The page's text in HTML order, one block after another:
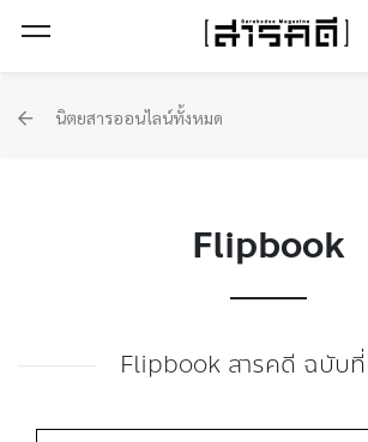
นิตยสารออนไลน์ทั้งหมด
Flipbook
Flipbook สารคดี ฉบับ